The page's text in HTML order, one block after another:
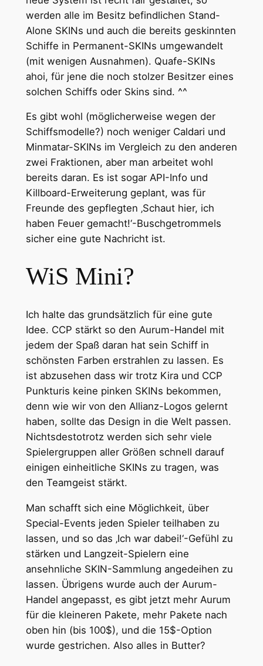
werden alle im Besitz befindlichen Stand-
Alone SKINs und auch die bereits geskinnten
Schiffe in Permanent-SKINs umgewandelt
(mit wenigen Ausnahmen). Quafe-SKINs
ahoi, für jene die noch stolzer Besitzer eines
solchen Schiffs oder Skins sind. ^^
Es gibt wohl (möglicherweise wegen der
Schiffsmodelle?) noch weniger Caldari und
Minmatar-SKINs im Vergleich zu den anderen
zwei Fraktionen, aber man arbeitet wohl
bereits daran. Es ist sogar API-Info und
Killboard-Erweiterung geplant, was für
Freunde des gepflegten ‚Schaut hier, ich
haben Feuer gemacht!‘-Buschgetrommels
sicher eine gute Nachricht ist.
WiS Mini?
Ich halte das grundsätzlich für eine gute
Idee. CCP stärkt so den Aurum-Handel mit
jedem der Spaß daran hat sein Schiff in
schönsten Farben erstrahlen zu lassen. Es
ist abzusehen dass wir trotz Kira und CCP
Punkturis keine pinken SKINs bekommen,
denn wie wir von den Allianz-Logos gelernt
haben, sollte das Design in die Welt passen.
Nichtsdestotrotz werden sich sehr viele
Spielergruppen aller Größen schnell darauf
einigen einheitliche SKINs zu tragen, was
den Teamgeist stärkt.
Man schafft sich eine Möglichkeit, über
Special-Events jeden Spieler teilhaben zu
lassen, und so das ‚Ich war dabei!‘-Gefühl zu
stärken und Langzeit-Spielern eine
ansehnliche SKIN-Sammlung angedeihen zu
lassen. Übrigens wurde auch der Aurum-
Handel angepasst, es gibt jetzt mehr Aurum
für die kleineren Pakete, mehr Pakete nach
oben hin (bis 100$), und die 15$-Option
wurde gestrichen. Also alles in Butter?